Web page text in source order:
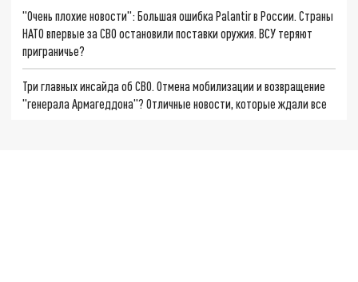
"Очень плохие новости": Большая ошибка Palantir в России. Страны
НАТО впервые за СВО остановили поставки оружия. ВСУ теряют
приграничье?
Три главных инсайда об СВО. Отмена мобилизации и возвращение
"генерала Армагеддона"? Отличные новости, которые ждали все